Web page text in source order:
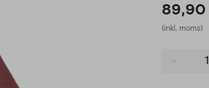
89,90
(inkl. moms)